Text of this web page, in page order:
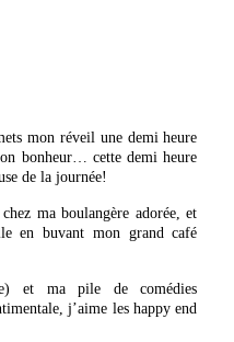
mon réveil une demi heure
bonheur… cette demi heure
de la journée!
ma boulangère adorée, et
en buvant mon grand café
et ma pile de comédies
j’aime les happy end